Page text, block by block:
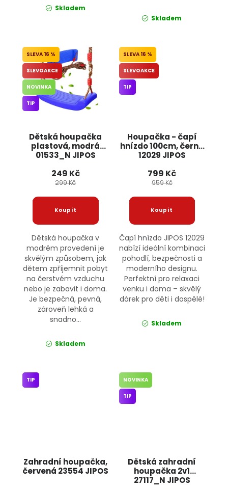
Skladem
Skladem
Dětská houpačka
plastová, modrá
01533_N JIPOS
16 %
SLEVOAKCE
NOVINKA
TIP
249 Kč
299 Kč
Dětská houpačka v
modrém provedení je
skvělým způsobem, jak
dětem zpříjemnit pobyt
na čerstvém vzduchu
nebo je zabavit i doma.
Je bezpečná, pevná,
zároveň lehká a
snadno...
Skladem
Houpačka - čapí
hnízdo 100cm, černá
12029 JIPOS
16 %
SLEVOAKCE
TIP
799 Kč
959 Kč
Čapí hnízdo JIPOS 12029
nabízí ideální kombinaci
pohodlí, bezpečnosti a
moderního designu.
Perfektní pro relaxaci
venku i doma – skvělý
dárek pro děti i dospělé!
Skladem
Zahradní houpačka,
červená 23554 JIPOS
TIP
Dětská zahradní
houpačka 2v1
27117_N JIPOS
NOVINKA
TIP